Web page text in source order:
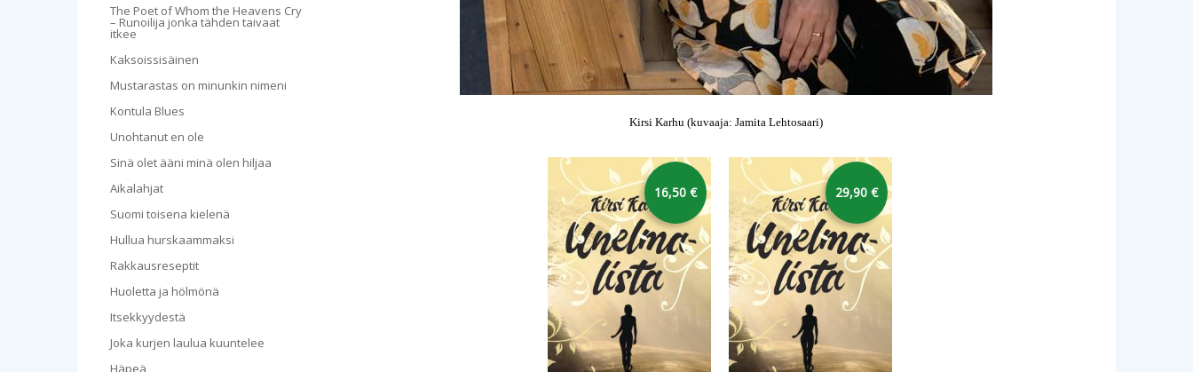
The Poet of Whom the Heavens Cry
– Runoilija jonka tähden taivaat
itkee
Kaksoissisäinen
Mustarastas on minunkin nimeni
Kontula Blues
Unohtanut en ole
Sinä olet ääni minä olen hiljaa
Aikalahjat
Suomi toisena kielenä
Hullua hurskaammaksi
Rakkausreseptit
Huoletta ja hölmönä
Itsekkyydestä
Joka kurjen laulua kuuntelee
Häpeä
Kirsi Karhu (kuvaaja: Jamita Lehtosaari)
16,50 € 29,90 €